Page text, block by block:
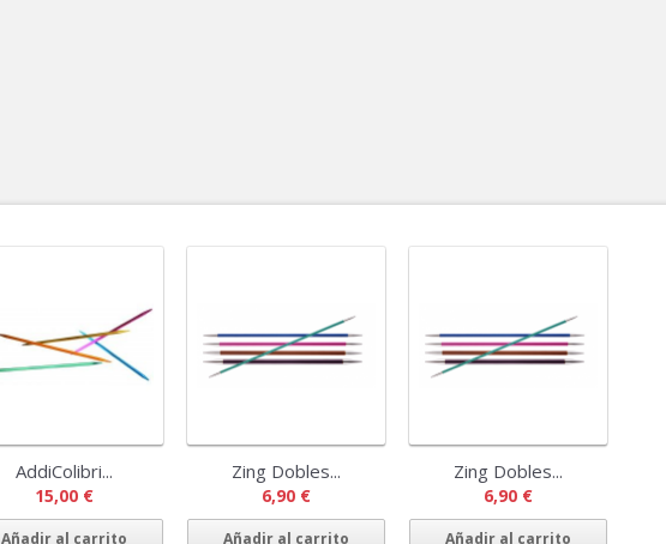
AddiColibri...
15,00 €
Añadir al carrito
Zing Dobles...
6,90 €
Añadir al carrito
Zing Dobles...
6,90 €
Añadir al carrito